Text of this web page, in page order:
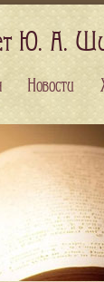
Ю. А.
Новости